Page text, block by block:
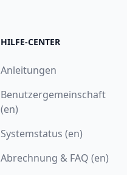
HILFE-CENTER
Anleitungen
Benutzergemeinschaft
(en)
Systemstatus (en)
Abrechnung & FAQ (en)